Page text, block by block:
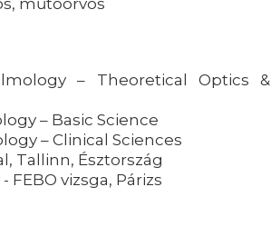
műtőorvos
– Theoretical Optics &
– Basic Science
– Clinical Sciences
Tallinn, Észtország
vizsga, Párizs